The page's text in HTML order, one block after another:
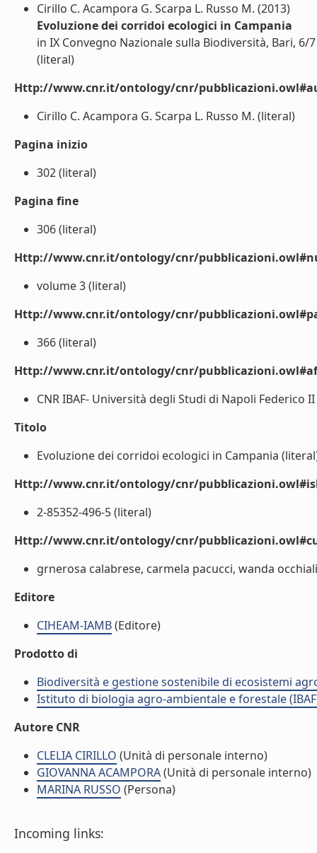
Cirillo C. Acampora G. Scarpa L. Russo M. (2013)
Evoluzione dei corridoi ecologici in Campania
in IX Convegno Nazionale sulla Biodiversità, Bari, 6/
(literal)
Http://www.cnr.it/ontology/cnr/
Cirillo C. Acampora G. Scarpa L. Russo M. (literal)
Pagina inizio
302 (literal)
Pagina fine
306 (literal)
Http://www.cnr.it/ontology/cnr/
volume 3 (literal)
Http://www.cnr.it/ontology/cnr/
366 (literal)
Http://www.cnr.it/ontology/cnr/
CNR IBAF- Università degli Studi di Napoli Federico
Titolo
Evoluzione dei corridoi ecologici in Campania
Http://www.cnr.it/ontology/cnr/
2-85352-496-5 (literal)
Http://www.cnr.it/ontology/cnr/
grnerosa calabrese, carmela pacucci, wanda
Editore
CIHEAM-IAMB(Editore)
Prodotto di
Biodiversità e gestione sostenibile di ecosistemi
Istituto di biologia agro-ambientale e forestale
Autore CNR
CLELIA CIRILLO (Unità di personale interno)
GIOVANNA ACAMPORA(Unità di personale interno)
MARINA RUSSO (Persona)
Incoming links: